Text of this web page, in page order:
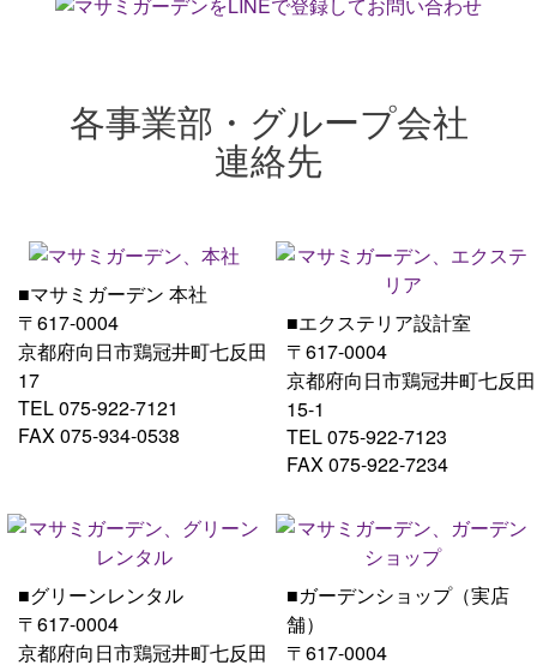
各事業部・グループ会社
連絡先
■マサミガーデン 本社
〒617-0004
京都府向日市鶏冠井町七反田
17
TEL 075-922-7121
FAX 075-934-0538
■エクステリア設計室
〒617-0004
京都府向日市鶏冠井町七反田
15-1
TEL 075-922-7123
FAX 075-922-7234
■グリーンレンタル
〒617-0004
京都府向日市鶏冠井町七反田
■ガーデンショップ（実店
舗）
〒617-0004